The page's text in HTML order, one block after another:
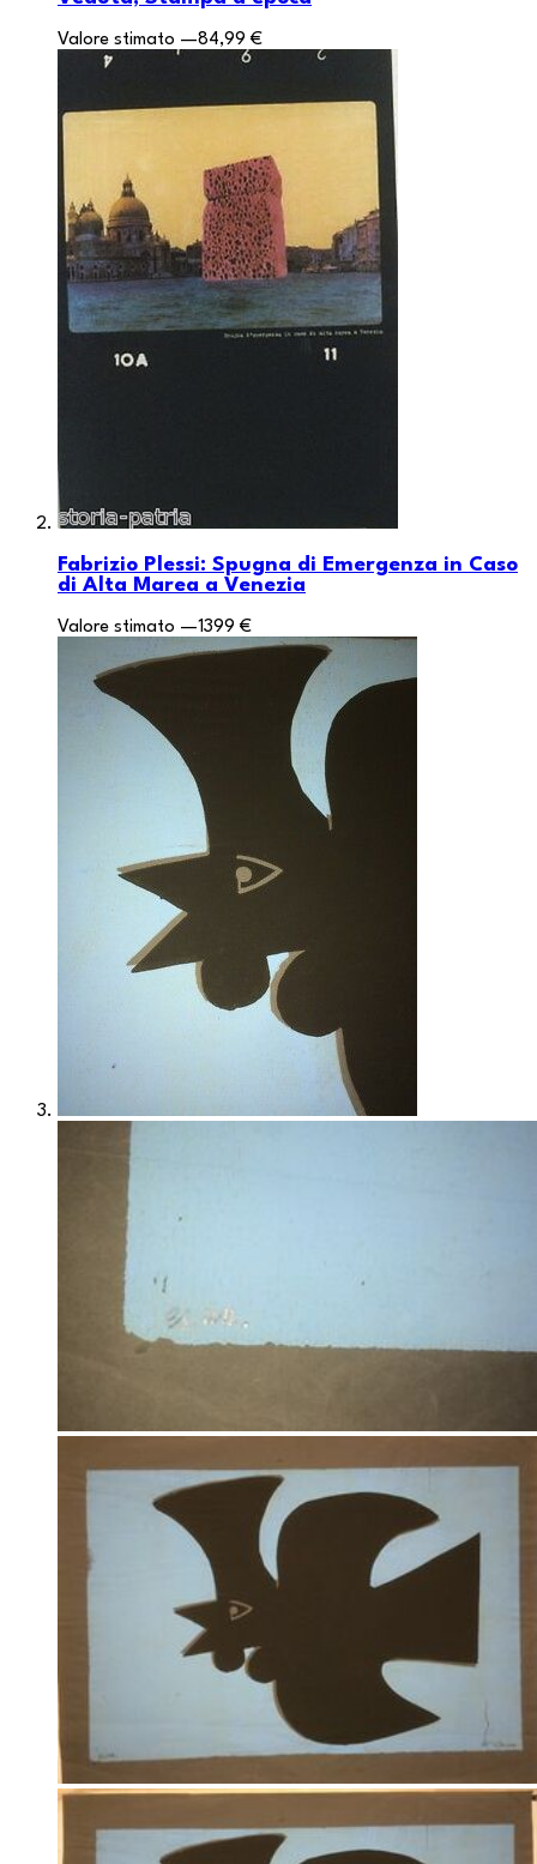
Valore stimato —84,99 €
Fabrizio Plessi: Spugna di Emergenza in Caso
di Alta Marea a Venezia
Valore stimato —1399 €